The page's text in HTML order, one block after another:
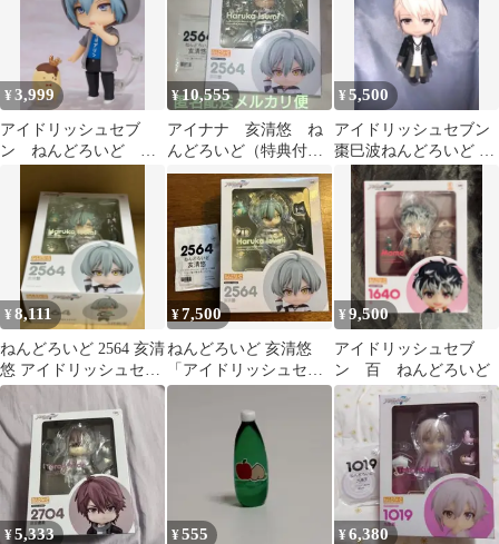
¥3,999
アイドリッシュセブ
ン ねんどろいど 四
202605251048
¥10,555
アイナナ 亥清悠 ね
んどろいど（特典付
き）
¥5,500
アイドリッシュセブン
棗巳波ねんどろいど フ
ィギュア
¥8,111
ねんどろいど 2564 亥清
悠 アイドリッシュセブ
ン【特典付き】
¥7,500
ねんどろいど 亥清悠
「アイドリッシュセブ
ン」
¥9,500
アイドリッシュセブ
ン 百 ねんどろいど
¥5,333 ¥555 ¥6,380